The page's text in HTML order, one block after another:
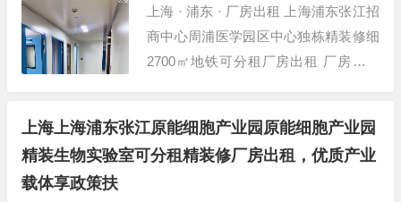
上海 · 浦东 · 厂房出租 上海浦东张江招
商中心周浦医学园区中心独栋精装修细
2700㎡地铁可分租厂房出租 厂房出租
00㎡地 所在位置 上海-浦东-张江-周浦
医学园区，招商中心 建筑面积 2700㎡
上海上海浦东张江原能细胞产业园原能细胞产业园
精装生物实验室可分租精装修厂房出租，优质产业
载体享政策扶